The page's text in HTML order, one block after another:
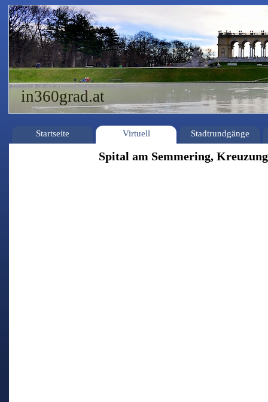
in360grad.at
Startseite Virtuell Stadtrundgänge
Spital am Semmering,